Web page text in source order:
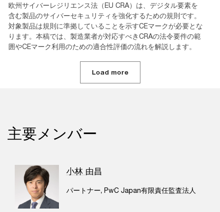
欧州サイバーレジリエンス法（EU CRA）は、デジタル要素を
含む製品のサイバーセキュリティを強化するための規則です。
対象製品は規則に準拠していることを示すCEマークが必要とな
ります。本稿では、製造業者が対応すべきCRAの法令要件の範
囲やCEマーク利用のための適合性評価の流れを解説します。
Load more
主要メンバー
小林 由昌
パートナー, PwC Japan有限責任監査法人